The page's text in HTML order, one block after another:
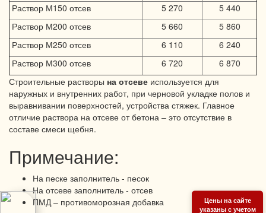
Раствор М150 отсев
5 270
5 440
Раствор М200 отсев
5 660
5 860
Раствор М250 отсев
6 110
6 240
Раствор М300 отсев
6 720
6 870
Строительные растворы на отсеве используется для
наружных и внутренних работ, при черновой укладке полов и
выравнивании поверхностей, устройства стяжек. Главное
отличие раствора на отсеве от бетона – это отсутствие в
составе смеси щебня.
Примечание:
На песке заполнитель - песок
На отсеве заполнитель - отсев
ПМД – противоморозная добавка
Цены на сайте
указаны с учетом